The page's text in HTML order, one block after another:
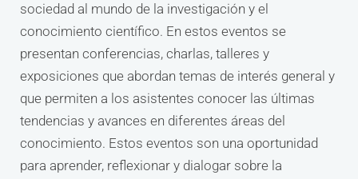
sociedad al mundo de la investigación y el
conocimiento científico. En estos eventos se
presentan conferencias, charlas, talleres y
exposiciones que abordan temas de interés general y
que permiten a los asistentes conocer las últimas
tendencias y avances en diferentes áreas del
conocimiento. Estos eventos son una oportunidad
para aprender, reflexionar y dialogar sobre la